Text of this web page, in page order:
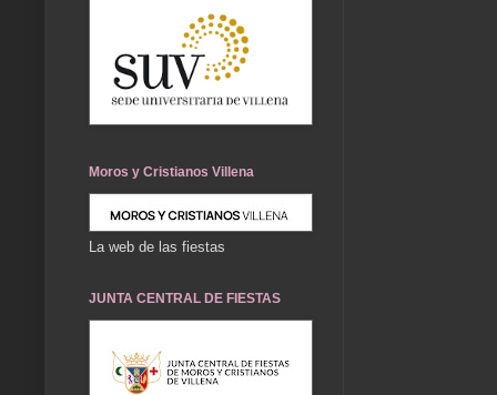
Moros y Cristianos Villena
La web de las fiestas
JUNTA CENTRAL DE FIESTAS